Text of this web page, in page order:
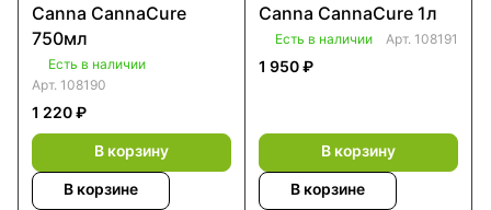
Canna CannaCure
750мл
Есть в наличии
Арт. 108190
1 220 ₽
В корзину
В корзине
Canna CannaCure 1л
Есть в наличии Арт. 108191
1 950 ₽
В корзину
В корзине